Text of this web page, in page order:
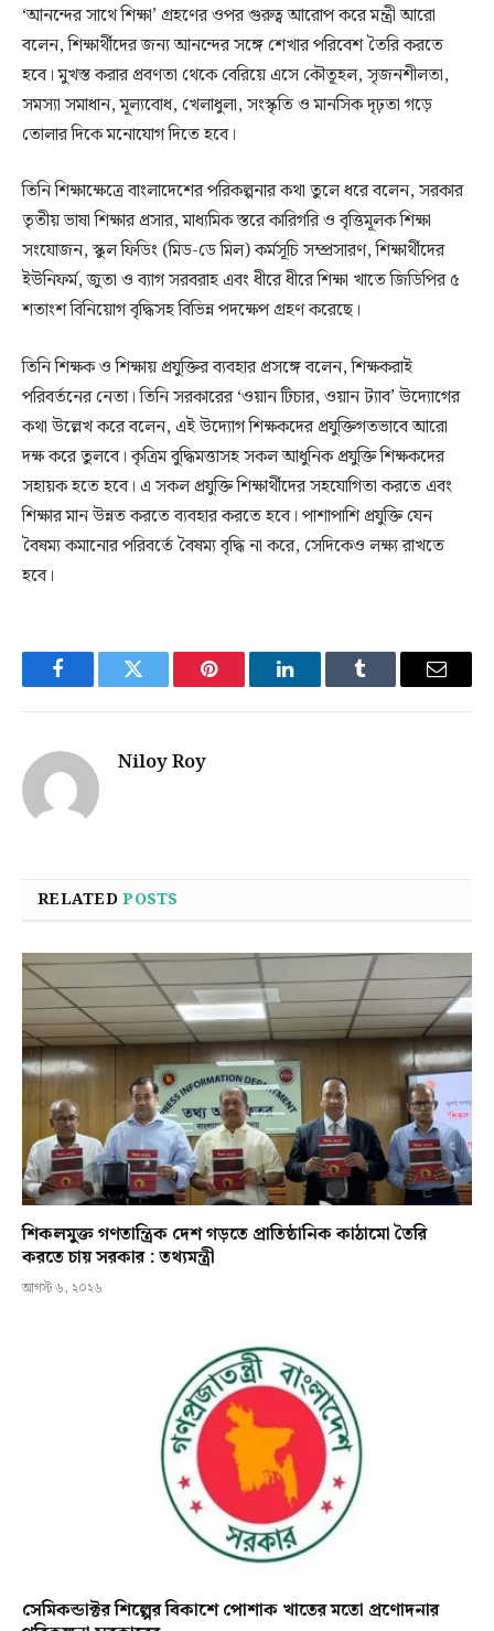
‘আনন্দের সাথে শিক্ষা’ গ্রহণের ওপর গুরুত্ব আরোপ করে মন্ত্রী আরো
বলেন, শিক্ষার্থীদের জন্য আনন্দের সঙ্গে শেখার পরিবেশ তৈরি করতে
হবে। মুখস্ত করার প্রবণতা থেকে বেরিয়ে এসে কৌতূহল, সৃজনশীলতা,
সমস্যা সমাধান, মূল্যবোধ, খেলাধুলা, সংস্কৃতি ও মানসিক দৃঢ়তা গড়ে
তোলার দিকে মনোযোগ দিতে হবে।
তিনি শিক্ষাক্ষেত্রে বাংলাদেশের পরিকল্পনার কথা তুলে ধরে বলেন, সরকার
তৃতীয় ভাষা শিক্ষার প্রসার, মাধ্যমিক স্তরে কারিগরি ও বৃত্তিমূলক শিক্ষা
সংযোজন, স্কুল ফিডিং (মিড-ডে মিল) কর্মসূচি সম্প্রসারণ, শিক্ষার্থীদের
ইউনিফর্ম, জুতা ও ব্যাগ সরবরাহ এবং ধীরে ধীরে শিক্ষা খাতে জিডিপির ৫
শতাংশ বিনিয়োগ বৃদ্ধিসহ বিভিন্ন পদক্ষেপ গ্রহণ করেছে।
তিনি শিক্ষক ও শিক্ষায় প্রযুক্তির ব্যবহার প্রসঙ্গে বলেন, শিক্ষকরাই
পরিবর্তনের নেতা। তিনি সরকারের ‘ওয়ান টিচার, ওয়ান ট্যাব’ উদ্যোগের
কথা উল্লেখ করে বলেন, এই উদ্যোগ শিক্ষকদের প্রযুক্তিগতভাবে আরো
দক্ষ করে তুলবে। কৃত্রিম বুদ্ধিমত্তাসহ সকল আধুনিক প্রযুক্তি শিক্ষকদের
সহায়ক হতে হবে। এ সকল প্রযুক্তি শিক্ষার্থীদের সহযোগিতা করতে এবং
শিক্ষার মান উন্নত করতে ব্যবহার করতে হবে। পাশাপাশি প্রযুক্তি যেন
বৈষম্য কমানোর পরিবর্তে বৈষম্য বৃদ্ধি না করে, সেদিকেও লক্ষ্য রাখতে
হবে।
FacebookTwitter Pinterest LinkedInTumblr Email
Niloy Roy
RELATEDPOSTS
শিকলমুক্ত গণতান্ত্রিক দেশ গড়তে প্রাতিষ্ঠানিক কাঠামো তৈরি
করতে চায় সরকার : তথ্যমন্ত্রী
আগস্ট ৬, ২০২৬
সেমিকন্ডাক্টর শিল্পের বিকাশে পোশাক খাতের মতো প্রণোদনার